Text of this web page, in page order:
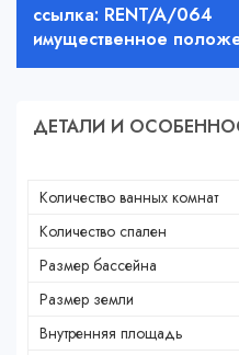
ссылка: RENT/A/064
имущественное
ДЕТАЛИ И
Количество ванных комнат
Количество спален
Размер бассейна
Размер земли
Внутренняя площадь